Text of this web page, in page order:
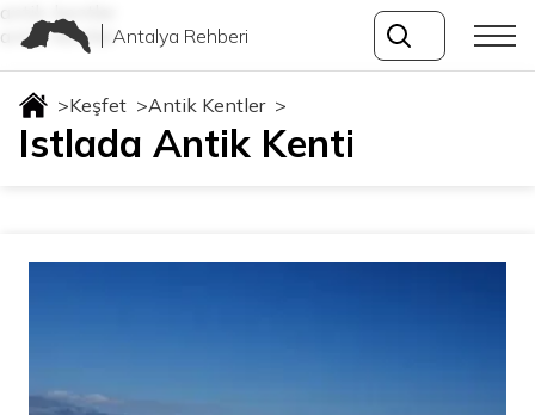
antik-kentler
antik-kentlerAntalya Rehberi
>Keşfet >Antik Kentler >
Istlada Antik Kenti